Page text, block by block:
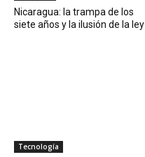
Nicaragua: la trampa de los
siete años y la ilusión de la ley
Tecnología